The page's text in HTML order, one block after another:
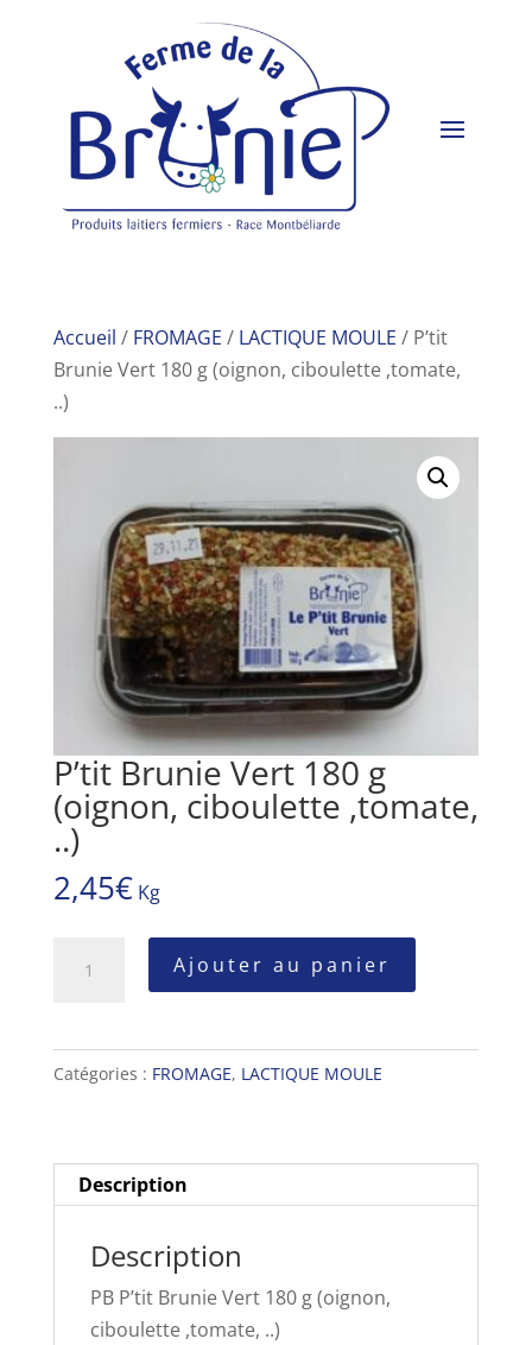
Accueil / FROMAGE / LACTIQUE MOULE / P’tit
Brunie Vert 180 g (oignon, ciboulette ,tomate,
..)
P’tit Brunie Vert 180 g
(oignon, ciboulette ,tomate,
..)
2,45€ Kg
Brunie
Vert
(oignon,
ciboulette
,tomate,
Ajouter au panier
Catégories : FROMAGE, LACTIQUE MOULE
Description
Description
PB P’tit Brunie Vert 180 g (oignon,
ciboulette ,tomate, ..)